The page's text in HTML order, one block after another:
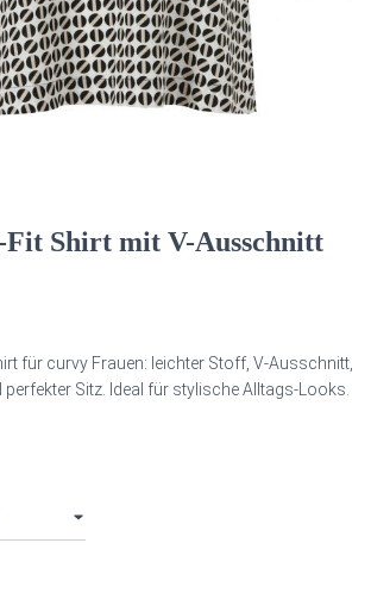
Fit Shirt mit V-Ausschnitt
für curvy Frauen: leichter Stoff, V‑Ausschnitt,
Sitz. Ideal für stylische Alltags‑Looks.